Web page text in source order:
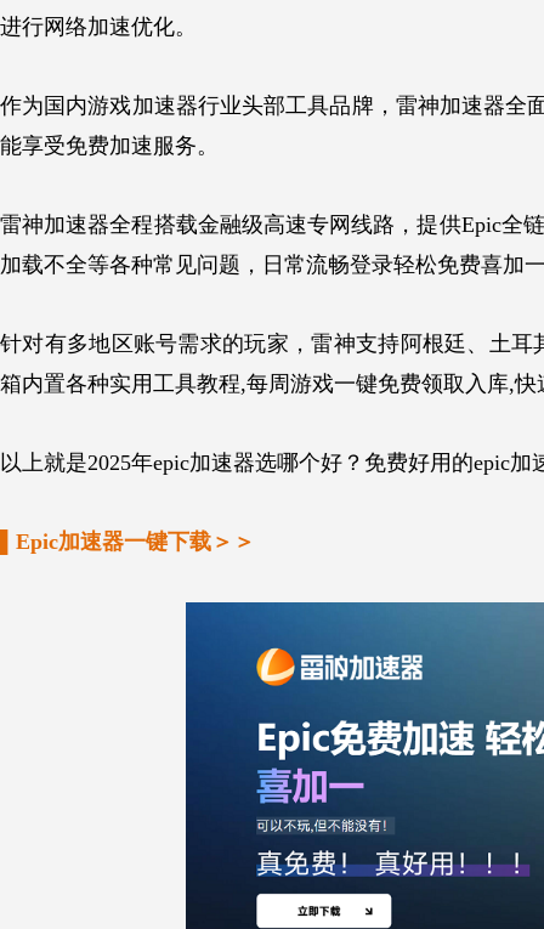
进行网络加速优化。
作为国内游戏加速器行业头部工具品牌，雷神加速器全
能享受免费加速服务。
雷神加速器全程搭载金融级高速专网线路，提供Epic全
加载不全等各种常见问题，日常流畅登录轻松免费喜加
针对有多地区账号需求的玩家，雷神支持阿根廷、土
箱内置各种实用工具教程,每周游戏一键免费领取入库,快
以上就是2025年epic加速器选哪个好？免费好用的epic
▌Epic加速器一键下载＞＞